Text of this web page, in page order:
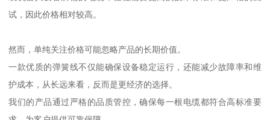
试，因此价格相对较高。
然而，单纯关注价格可能忽略产品的长期价值。
一款优质的弹簧线不仅能确保设备稳定运行，还能减少故障率和维
护成本，从长远来看，反而是更经济的选择。
我们的产品通过严格的品质管控，确保每一根电缆都符合高标准要